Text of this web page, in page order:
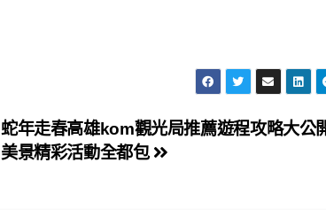
蛇年走春高雄kom觀光局推薦遊程攻略大公
美景精彩活動全都包